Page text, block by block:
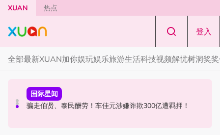
Skip to main content
XUAN 热点
登入
全部最新XUAN加你娱玩娱乐旅游生活科技视频解忧树洞奖
本地星闻
张孝全、贾静雯现身吉隆坡金三角！路透图曝光
节庆
知多点｜农历七月鬼门开！ 2026年4大生肖最容易招阴
国际星闻
骗走伯贤、泰民酬劳！车佳元涉嫌诈欺300亿遭羁押！